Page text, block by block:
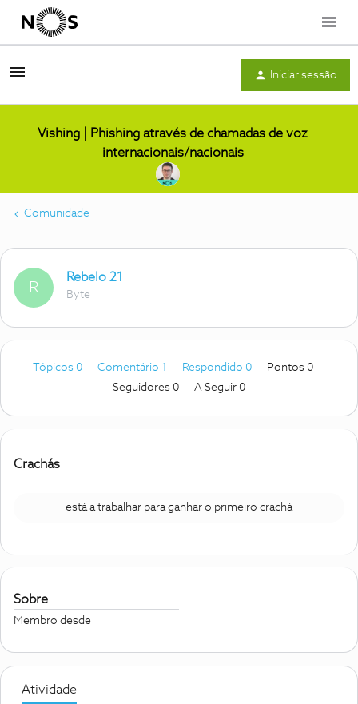
Menu
Iniciar sessão
Vishing | Phishing através de chamadas de voz
internacionais/nacionais
Comunidade
R
Rebelo 21
Byte
Tópicos 0 Comentário 1 Respondido 0
Pontos 0
Seguidores 0 A Seguir 0
Crachás
está a trabalhar para ganhar o primeiro crachá
Sobre
Membro desde
Atividade